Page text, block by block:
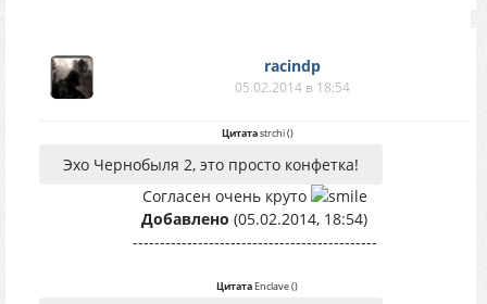
racindp
05.02.2014 в 18:54
Цитатаstrchi()
Эхо Чернобыля 2, это просто конфетка!
Согласен очень круто
Добавлено (05.02.2014, 18:54)
---------------------------------------------
ЦитатаEnclave()